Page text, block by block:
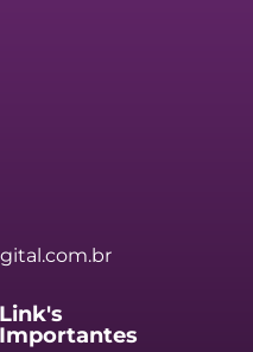
Link's
Importantes